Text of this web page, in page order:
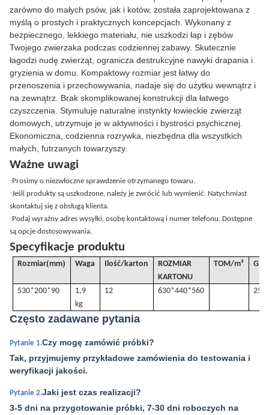
zarówno do małych psów, jak i kotów, została zaprojektowana z
myślą o prostych i praktycznych koncepcjach. Wykonany z
bezpiecznego, lekkiego materiału, nie uszkodzi łap i zębów
Twojego zwierzaka podczas codziennej zabawy. Skutecznie
łagodzi nudę zwierząt, ogranicza destrukcyjne nawyki drapania i
gryzienia w domu. Kompaktowy rozmiar jest łatwy do
przenoszenia i przechowywania, nadaje się do użytku wewnątrz i
na zewnątrz. Brak skomplikowanej konstrukcji dla łatwego
czyszczenia. Stymuluje naturalne instynkty łowieckie zwierząt
domowych, utrzymuje je w aktywności i bystrości psychicznej.
Ekonomiczna, codzienna rozrywka, niezbędna dla wszystkich
małych, futrzanych towarzyszy.
Ważne uwagi
·Prosimy o niezwłoczne sprawdzenie otrzymanego towaru.
·Jeśli produkty są uszkodzone, należy je zwrócić lub wymienić. Natychmiast
skontaktuj się z obsługą klienta.
·Podaj wyraźny adres wysyłki, osobę kontaktową i numer telefonu. Dostępne
są opcje dostosowywania.
Specyfikacje produktu
Rozmiar(mm) Waga Ilość/karton
ROZMIAR
KARTONU
TOM/m³ G
530*200*90
1,9
kg
12 630*440*560
Często zadawane pytania
Pytanie 1.Czy mogę zamówić próbki?
Tak, przyjmujemy przykładowe zamówienia do testowania i
weryfikacji jakości.
Pytanie 2.Jaki jest czas realizacji?
3-5 dni na przygotowanie próbki, 7-30 dni roboczych na